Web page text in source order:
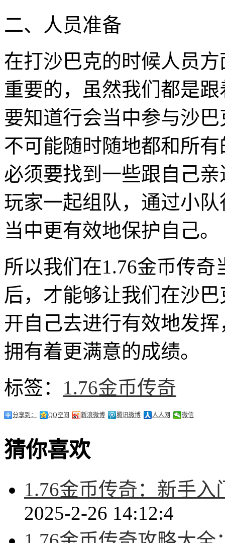
二、人员准备
在打沙巴克的时候人员
重要的，虽然我们都是
要知道行会当中参与沙
不可能随时随地都和所
必须要找到一些跟自己
玩家一起组队，通过小
当中更有效地保护自己。
所以我们在1.76金币传
后，才能够让我们在沙
开自己去进行有效地发
拥有着更满意的成绩。
标签： 1.76金币传奇
分享到： QQ空间 新浪微博 腾讯微博 人人网 微信
猜你喜欢
1.76金币传奇：新手
2025-2-26 14:12:4